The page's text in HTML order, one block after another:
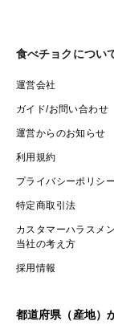
食べチョクについ
運営会社
ガイド/お問い合わせ
運営からのお知らせ
利用規約
プライバシーポリシー
特定商取引法
カスタマーハラスメ
当社の考え方
採用情報
都道府県（産地）